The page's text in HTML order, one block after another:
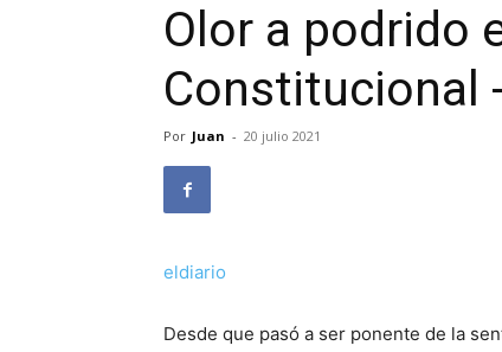
Olor a podrido
Constitucional
Por Juan - 20 julio 2021
eldiario
Desde que pasó a ser ponente de la